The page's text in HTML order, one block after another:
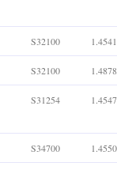
S32100 1.4541
S32100 1.4878
S31254 1.4547
S34700 1.4550